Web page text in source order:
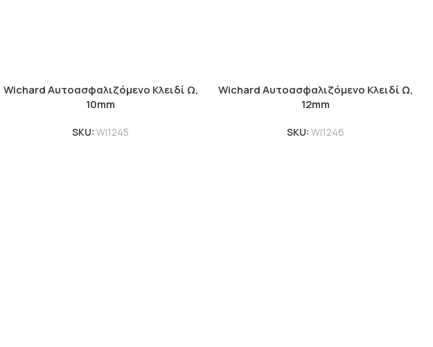
Wichard Αυτοασφαλιζόμενο Κλειδί Ω,
10mm
SKU:WI1245
Wichard Αυτοασφαλιζόμενο Κλειδί Ω,
12mm
SKU:WI1246